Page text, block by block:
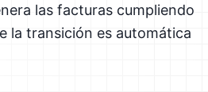
las facturas cumpliendo
la transición es automática